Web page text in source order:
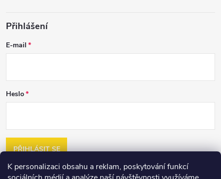
K personalizaci obsahu a reklam, poskytování funkcí
Přihlášení
E-mail
Heslo
PŘIHLÁSIT SE
Nová registrace